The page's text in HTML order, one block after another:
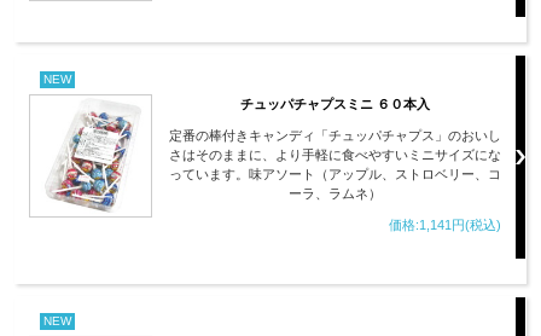
NEW
チュッパチャプスミニ ６０本入
定番の棒付きキャンディ「チュッパチャプス」のおいし
さはそのままに、より手軽に食べやすいミニサイズにな
っています。味アソート（アップル、ストロベリー、コ
ーラ、ラムネ）
価格:1,141円(税込)
NEW